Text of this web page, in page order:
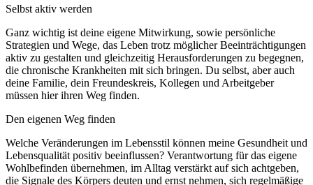
Selbst aktiv werden
Ganz wichtig ist deine eigene Mitwirkung, sowie persönliche
Strategien und Wege, das Leben trotz möglicher Beeinträchtigungen
aktiv zu gestalten und gleichzeitig Herausforderungen zu begegnen,
die chronische Krankheiten mit sich bringen. Du selbst, aber auch
deine Familie, dein Freundeskreis, Kollegen und Arbeitgeber
müssen hier ihren Weg finden.
Den eigenen Weg finden
Welche Veränderungen im Lebensstil können meine Gesundheit und
Lebensqualität positiv beeinflussen? Verantwortung für das eigene
Wohlbefinden übernehmen, im Alltag verstärkt auf sich achtgeben,
die Signale des Körpers deuten und ernst nehmen, sich regelmäßige